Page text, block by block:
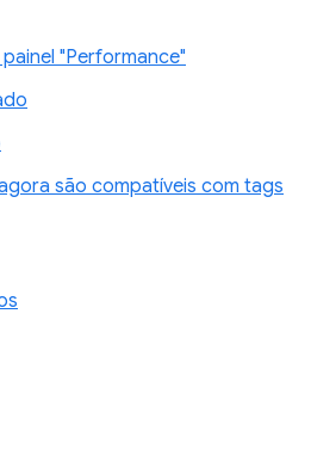
"Performance"
são compatíveis com tags